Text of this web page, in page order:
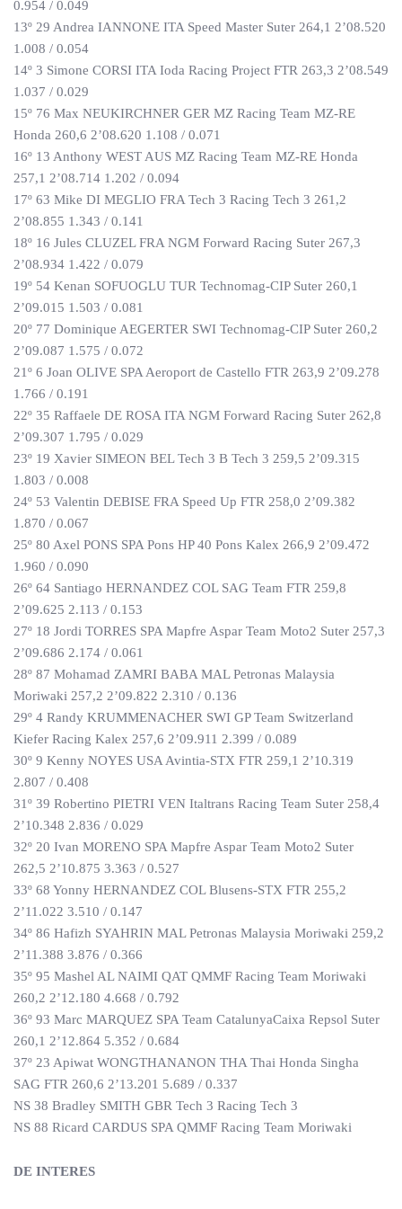
0.954 / 0.049
13º 29 Andrea IANNONE ITA Speed Master Suter 264,1 2’08.520
1.008 / 0.054
14º 3 Simone CORSI ITA Ioda Racing Project FTR 263,3 2’08.549
1.037 / 0.029
15º 76 Max NEUKIRCHNER GER MZ Racing Team MZ-RE
Honda 260,6 2’08.620 1.108 / 0.071
16º 13 Anthony WEST AUS MZ Racing Team MZ-RE Honda
257,1 2’08.714 1.202 / 0.094
17º 63 Mike DI MEGLIO FRA Tech 3 Racing Tech 3 261,2
2’08.855 1.343 / 0.141
18º 16 Jules CLUZEL FRA NGM Forward Racing Suter 267,3
2’08.934 1.422 / 0.079
19º 54 Kenan SOFUOGLU TUR Technomag-CIP Suter 260,1
2’09.015 1.503 / 0.081
20º 77 Dominique AEGERTER SWI Technomag-CIP Suter 260,2
2’09.087 1.575 / 0.072
21º 6 Joan OLIVE SPA Aeroport de Castello FTR 263,9 2’09.278
1.766 / 0.191
22º 35 Raffaele DE ROSA ITA NGM Forward Racing Suter 262,8
2’09.307 1.795 / 0.029
23º 19 Xavier SIMEON BEL Tech 3 B Tech 3 259,5 2’09.315
1.803 / 0.008
24º 53 Valentin DEBISE FRA Speed Up FTR 258,0 2’09.382
1.870 / 0.067
25º 80 Axel PONS SPA Pons HP 40 Pons Kalex 266,9 2’09.472
1.960 / 0.090
26º 64 Santiago HERNANDEZ COL SAG Team FTR 259,8
2’09.625 2.113 / 0.153
27º 18 Jordi TORRES SPA Mapfre Aspar Team Moto2 Suter 257,3
2’09.686 2.174 / 0.061
28º 87 Mohamad ZAMRI BABA MAL Petronas Malaysia
Moriwaki 257,2 2’09.822 2.310 / 0.136
29º 4 Randy KRUMMENACHER SWI GP Team Switzerland
Kiefer Racing Kalex 257,6 2’09.911 2.399 / 0.089
30º 9 Kenny NOYES USA Avintia-STX FTR 259,1 2’10.319
2.807 / 0.408
31º 39 Robertino PIETRI VEN Italtrans Racing Team Suter 258,4
2’10.348 2.836 / 0.029
32º 20 Ivan MORENO SPA Mapfre Aspar Team Moto2 Suter
262,5 2’10.875 3.363 / 0.527
33º 68 Yonny HERNANDEZ COL Blusens-STX FTR 255,2
2’11.022 3.510 / 0.147
34º 86 Hafizh SYAHRIN MAL Petronas Malaysia Moriwaki 259,2
2’11.388 3.876 / 0.366
35º 95 Mashel AL NAIMI QAT QMMF Racing Team Moriwaki
260,2 2’12.180 4.668 / 0.792
36º 93 Marc MARQUEZ SPA Team CatalunyaCaixa Repsol Suter
260,1 2’12.864 5.352 / 0.684
37º 23 Apiwat WONGTHANANON THA Thai Honda Singha
SAG FTR 260,6 2’13.201 5.689 / 0.337
NS 38 Bradley SMITH GBR Tech 3 Racing Tech 3
NS 88 Ricard CARDUS SPA QMMF Racing Team Moriwaki
DE INTERES